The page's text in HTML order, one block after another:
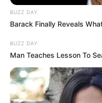
BUZZ DAY
Barack Finally Reveals
BUZZ DAY
Man Teaches Lesson To